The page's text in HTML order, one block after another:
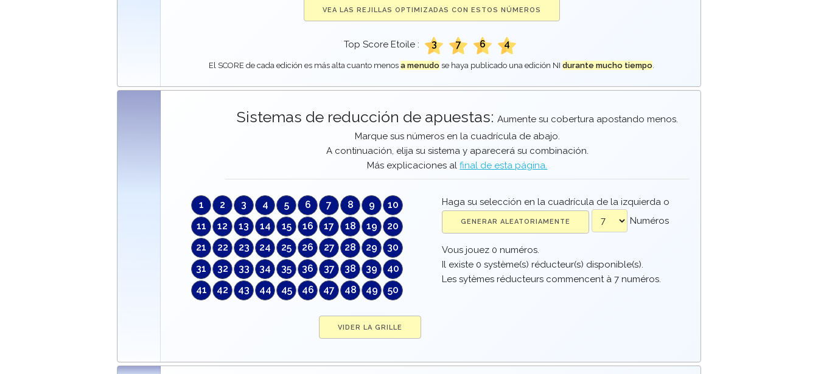
VEA LAS REJILLAS OPTIMIZADAS CON ESTOS NÚMEROS
Top Score Etoile : 3 7 6 4
El SCORE de cada edición es más alta cuanto menos a menudo se haya publicado una edición NI durante mucho tiempo.
Sistemas de reducción de apuestas: Aumente su cobertura apostando menos.
Marque sus números en la cuadrícula de abajo.
A continuación, elija su sistema y aparecerá su combinación.
Más explicaciones alfinal de esta página.
1 2 3 4 5 6 7 8 9
10
11
12 13 14 15 16 17 18 19
20
21
22 23 24 25 26 27 28 29
30
31
32 33 34 35 36 37 38 39
40
41
42 43 44 45 46 47 48 49 50
Haga su selección en la cuadrícula de la izquierda o
Numéros
Vous jouez 0 numéros.
Il existe 0 système(s) réducteur(s) disponible(s).
Les sytèmes réducteurs commencent à 7 numéros.